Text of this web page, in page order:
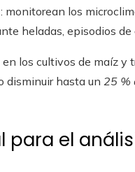
: monitorean los
heladas, episodios
los cultivos de maíz
disminuir hasta un 25 %
para el